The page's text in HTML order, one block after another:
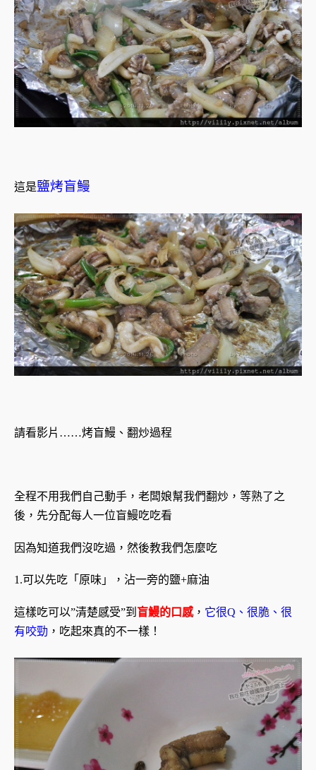
這是鹽烤盲鰻
請看影片……烤盲鰻、翻炒過程
全程不用我們自己動手，老闆娘幫我們翻炒，等熟了之
後，先分配每人一位盲鰻吃吃看
因為知道我們沒吃過，然後教我們怎麼吃
1.可以先吃「原味」，沾一旁的鹽+麻油
這樣吃可以”清楚感受”到 盲鰻的口感， 它很Q、很脆、很
有咬勁 ，吃起來真的不一樣！